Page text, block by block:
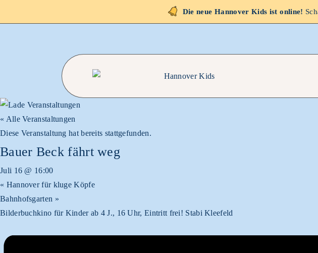
Die neue Hannover Kids ist online!
« Alle Veranstaltungen
Diese Veranstaltung hat bereits stattgefunden.
Bauer Beck fährt weg
Juli 16 @ 16:00
« Hannover für kluge Köpfe
Bahnhofsgarten »
Bilderbuchkino für Kinder ab 4 J., 16 Uhr, Eintritt frei! Stabi Kleefeld